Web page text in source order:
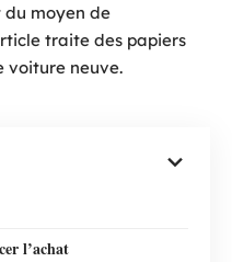
du moyen de
traite des papiers
voiture neuve.
l’achat